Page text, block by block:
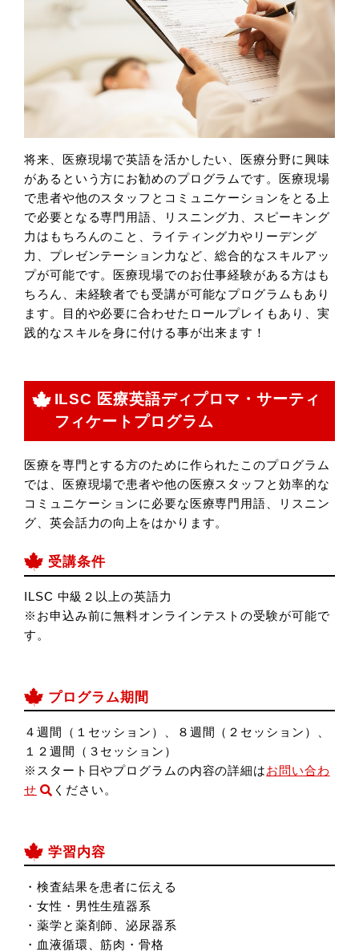
将来、医療現場で英語を活かしたい、医療分野に興味
があるという方にお勧めのプログラムです。医療現場
で患者や他のスタッフとコミュニケーションをとる上
で必要となる専門用語、リスニング力、スピーキング
力はもちろんのこと、ライティング力やリーデング
力、プレゼンテーション力など、総合的なスキルアッ
プが可能です。医療現場でのお仕事経験がある方はも
ちろん、未経験者でも受講が可能なプログラムもあり
ます。目的や必要に合わせたロールプレイもあり、実
践的なスキルを身に付ける事が出来ます！
ILSC 医療英語ディプロマ・サーティ
フィケートプログラム
医療を専門とする方のために作られたこのプログラム
では、医療現場で患者や他の医療スタッフと効率的な
コミュニケーションに必要な医療専門用語、リスニン
グ、英会話力の向上をはかります。
受講条件
ILSC 中級２以上の英語力
※お申込み前に無料オンラインテストの受験が可能で
す。
プログラム期間
４週間（１セッション）、８週間（２セッション）、
１２週間（３セッション）
※スタート日やプログラムの内容の詳細はお問い合わ
せ
ください。
学習内容
・検査結果を患者に伝える
・女性・男性生殖器系
・薬学と薬剤師、泌尿器系
・血液循環、筋肉・骨格